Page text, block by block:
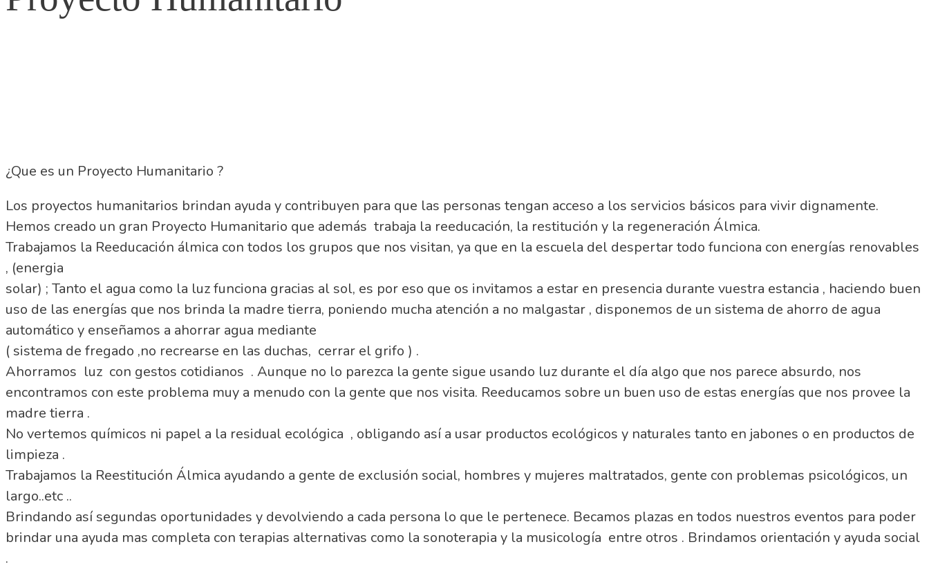
¿Que es un Proyecto Humanitario ?
Los proyectos humanitarios brindan ayuda y contribuyen para que las personas tengan acceso a los servicios básicos para vivir dignamente.
Hemos creado un gran Proyecto Humanitario que además trabaja la reeducación, la restitución y la regeneración Álmica.
Trabajamos la Reeducación álmica con todos los grupos que nos visitan, ya que en la escuela del despertar todo funciona con energías renovables
, (energia
solar) ; Tanto el agua como la luz funciona gracias al sol, es por eso que os invitamos a estar en presencia durante vuestra estancia , haciendo buen
uso de las energías que nos brinda la madre tierra, poniendo mucha atención a no malgastar , disponemos de un sistema de ahorro de agua
automático y enseñamos a ahorrar agua mediante
( sistema de fregado ,no recrearse en las duchas, cerrar el grifo ) .
Ahorramos luz con gestos cotidianos . Aunque no lo parezca la gente sigue usando luz durante el día algo que nos parece absurdo, nos
encontramos con este problema muy a menudo con la gente que nos visita. Reeducamos sobre un buen uso de estas energías que nos provee la
madre tierra .
No vertemos químicos ni papel a la residual ecológica , obligando así a usar productos ecológicos y naturales tanto en jabones o en productos de
limpieza .
Trabajamos la Reestitución Álmica ayudando a gente de exclusión social, hombres y mujeres maltratados, gente con problemas psicológicos, un
largo..etc ..
Brindando así segundas oportunidades y devolviendo a cada persona lo que le pertenece. Becamos plazas en todos nuestros eventos para poder
brindar una ayuda mas completa con terapias alternativas como la sonoterapia y la musicología entre otros . Brindamos orientación y ayuda social
.